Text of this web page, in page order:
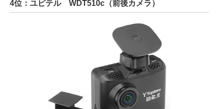
4位：ユピテル WDT510c（前後カメラ）